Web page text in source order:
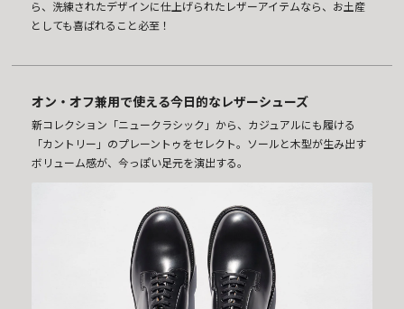
ら、洗練されたデザインに仕上げられたレザーアイテムなら、お土産
としても喜ばれること必至！
オン・オフ兼用で使える今日的なレザーシューズ
新コレクション「ニュークラシック」から、カジュアルにも履ける
「カントリー」のプレーントゥをセレクト。ソールと木型が生み出す
ボリューム感が、今っぽい足元を演出する。